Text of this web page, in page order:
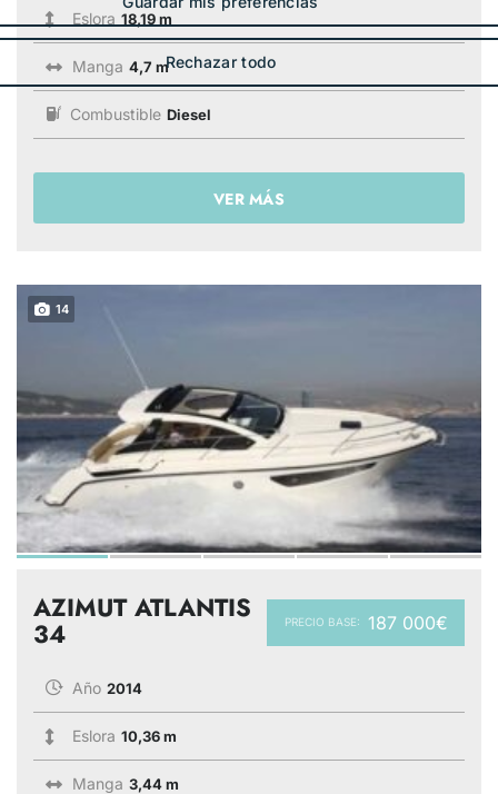
Eslora 18,19 m
Manga 4,7 m
Combustible Diesel
VER MÁS
14
PRECIO BASE: 187 000€
AZIMUT ATLANTIS
34
Año 2014
Eslora 10,36 m
Manga 3,44 m